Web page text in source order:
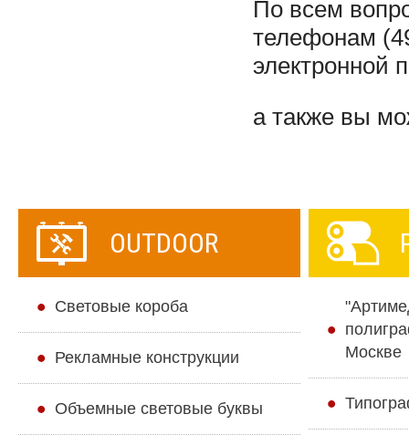
По всем
телефонам
электронной
а также вы
OUTDOOR
Cветовые короба
Рекламные конструкции
Объемные световые буквы
Москве